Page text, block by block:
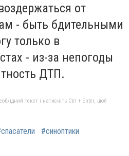
от
- ​​быть бдительными
только в
- из-за непогоды
ДТП.
текст і натисніть Ctrl + Enter, щоб
#синоптики